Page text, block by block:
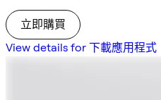
立即購買
View details for 下載應用程式